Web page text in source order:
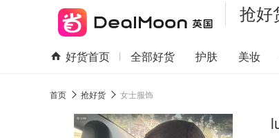
抢好
好货首页 全部好货 护肤 美妆
首页 抢好货 女士服饰